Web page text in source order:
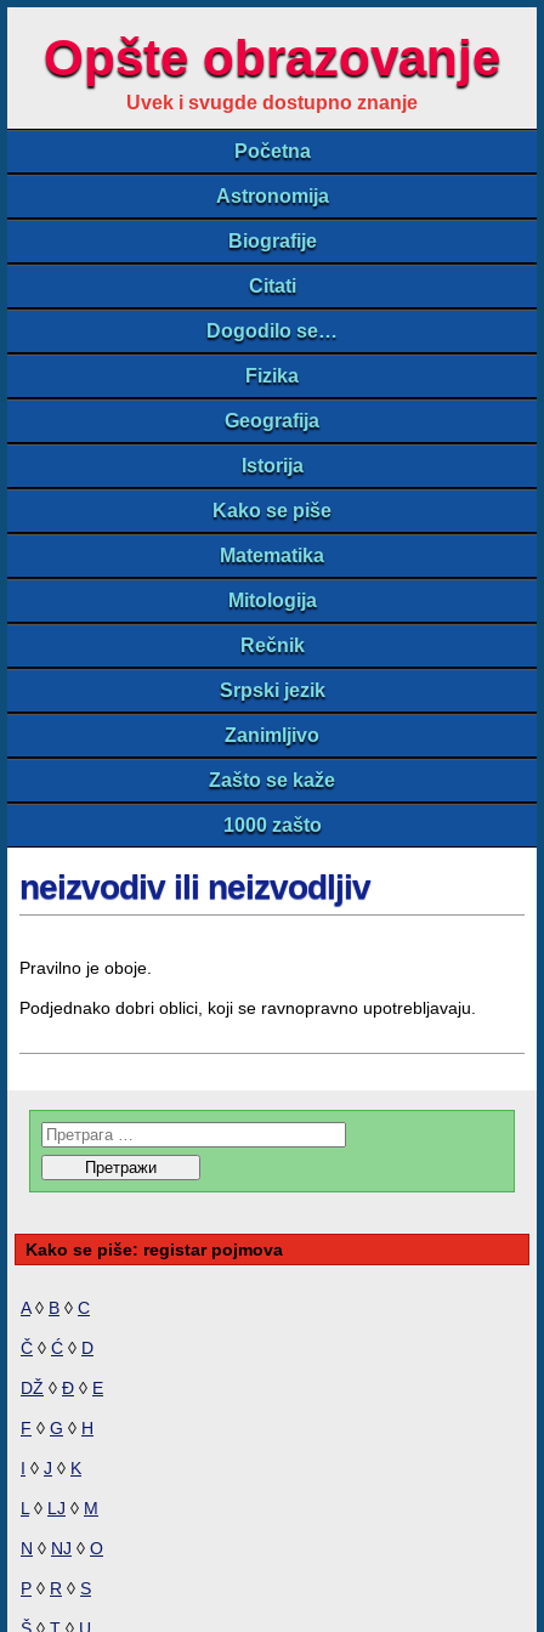
Opšte obrazovanje
Uvek i svugde dostupno znanje
Početna
Astronomija
Biografije
Citati
Dogodilo se…
Fizika
Geografija
Istorija
Kako se piše
Matematika
Mitologija
Rečnik
Srpski jezik
Zanimljivo
Zašto se kaže
1000 zašto
neizvodiv ili neizvodljiv
Pravilno je oboje.
Podjednako dobri oblici, koji se ravnopravno upotrebljavaju.
Kako se piše: registar pojmova
A◊ B ◊ C
Č ◊ Ć ◊ D
DŽ ◊ Đ ◊ E
F ◊ G ◊ H
I ◊ J ◊ K
L ◊ LJ ◊ M
N ◊ NJ ◊ O
P ◊ R ◊ S